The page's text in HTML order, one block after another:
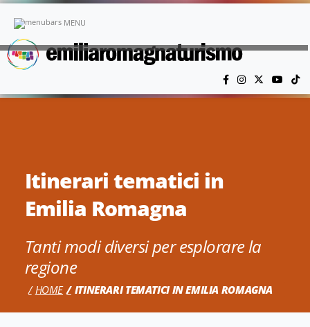
MENU
Itinerari tematici in
Emilia Romagna
Tanti modi diversi per esplorare la
regione
HOME ITINERARI TEMATICI IN EMILIA ROMAGNA